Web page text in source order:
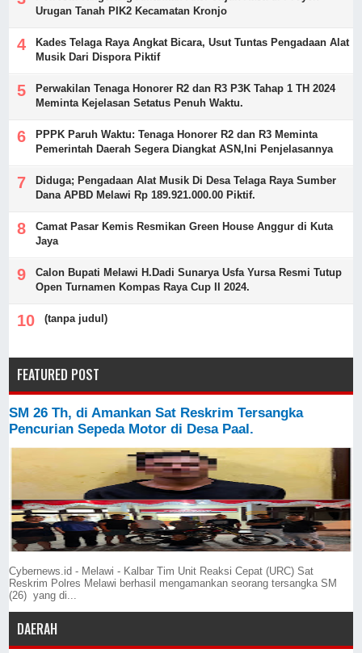
Urugan Tanah PIK2 Kecamatan Kronjo
Kades Telaga Raya Angkat Bicara, Usut Tuntas Pengadaan Alat
Musik Dari Dispora Piktif
Perwakilan Tenaga Honorer R2 dan R3 P3K Tahap 1 TH 2024
Meminta Kejelasan Setatus Penuh Waktu.
PPPK Paruh Waktu: Tenaga Honorer R2 dan R3 Meminta
Pemerintah Daerah Segera Diangkat ASN,Ini Penjelasannya
Diduga; Pengadaan Alat Musik Di Desa Telaga Raya Sumber
Dana APBD Melawi Rp 189.921.000.00 Piktif.
Camat Pasar Kemis Resmikan Green House Anggur di Kuta
Jaya
Calon Bupati Melawi H.Dadi Sunarya Usfa Yursa Resmi Tutup
Open Turnamen Kompas Raya Cup II 2024.
(tanpa judul)
FEATURED POST
SM 26 Th, di Amankan Sat Reskrim Tersangka
Pencurian Sepeda Motor di Desa Paal.
Cybernews.id - Melawi - Kalbar Tim Unit Reaksi Cepat (URC) Sat
Reskrim Polres Melawi berhasil mengamankan seorang tersangka SM
(26) yang di...
DAERAH